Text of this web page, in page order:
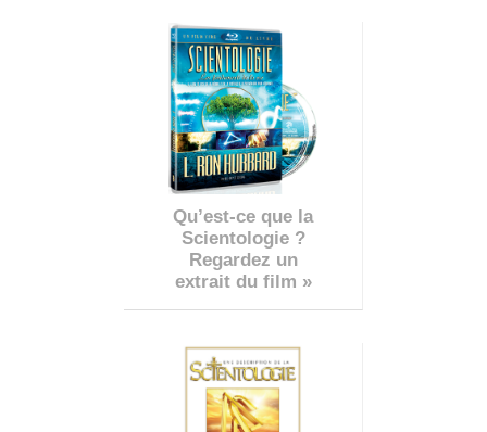
Qu’est-ce que la
Scientologie ?
Regardez un
extrait du film »